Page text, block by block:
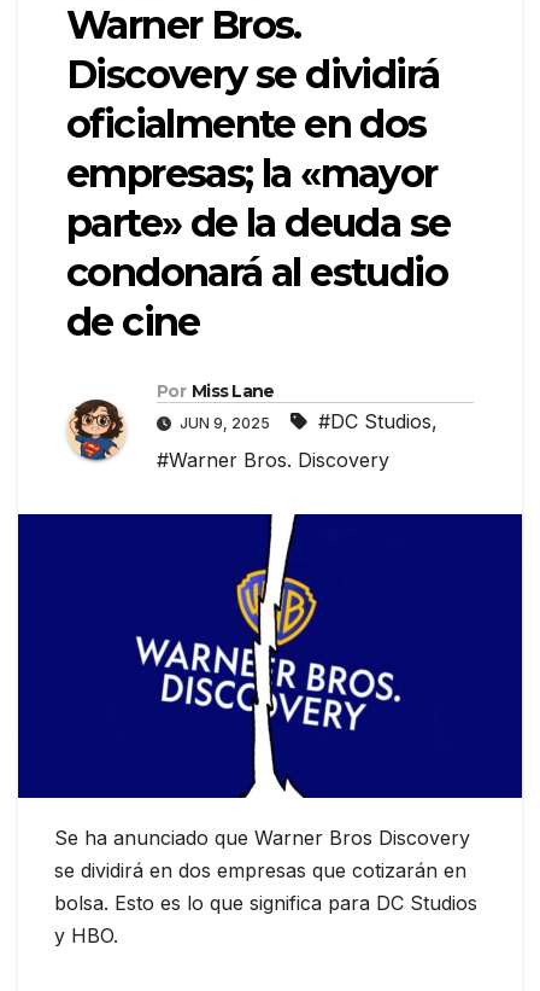
Warner Bros.
Discovery se dividirá
oficialmente en dos
empresas; la «mayor
parte» de la deuda se
condonará al estudio
de cine
Por Miss Lane
JUN 9, 2025 #DC Studios,
#Warner Bros. Discovery
Se ha anunciado que Warner Bros Discovery
se dividirá en dos empresas que cotizarán en
bolsa. Esto es lo que significa para DC Studios
y HBO.